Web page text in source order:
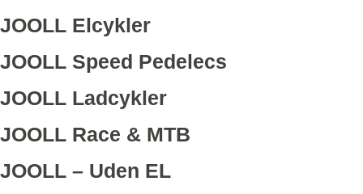
JOOLL Elcykler
JOOLL Speed Pedelecs
JOOLL Ladcykler
JOOLL Race & MTB
JOOLL – Uden EL